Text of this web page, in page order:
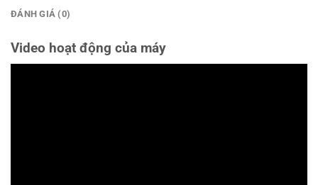
ĐÁNH GIÁ (0)
Video hoạt động của máy